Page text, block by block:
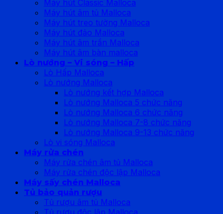
Máy hút Classic Malloca
Máy hút âm tủ Malloca
Máy hút treo tường Malloca
Máy hút đảo Malloca
Máy hút âm trần Malloca
Máy hút âm bàn malloca
Lò nướng – Vi sóng – Hấp
Lò Hấp Malloca
Lò nướng Malloca
Lò nướng kết hợp Malloca
Lò nướng Malloca 5 chức năng
Lò nướng Malloca 6 chức năng
Lò nướng Malloca 7-8 chức năng
Lò nướng Malloca 9-13 chức năng
Lò vi sóng Malloca
Máy rửa chén
Máy rửa chén âm tủ Malloca
Máy rửa chén độc lập Malloca
Máy sấy chén Malloca
Tủ bảo quản rượu
Tủ rượu âm tủ Malloca
Tủ rượu độc lập Malloca